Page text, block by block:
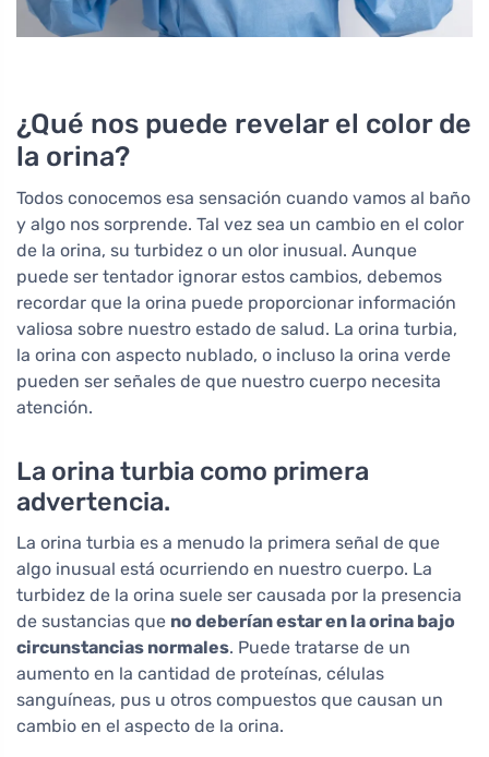
¿Qué nos puede revelar el color de
la orina?
Todos conocemos esa sensación cuando vamos al baño
y algo nos sorprende. Tal vez sea un cambio en el color
de la orina, su turbidez o un olor inusual. Aunque
puede ser tentador ignorar estos cambios, debemos
recordar que la orina puede proporcionar información
valiosa sobre nuestro estado de salud. La orina turbia,
la orina con aspecto nublado, o incluso la orina verde
pueden ser señales de que nuestro cuerpo necesita
atención.
La orina turbia como primera
advertencia.
La orina turbia es a menudo la primera señal de que
algo inusual está ocurriendo en nuestro cuerpo. La
turbidez de la orina suele ser causada por la presencia
de sustancias que no deberían estar en la orina bajo
circunstancias normales. Puede tratarse de un
aumento en la cantidad de proteínas, células
sanguíneas, pus u otros compuestos que causan un
cambio en el aspecto de la orina.